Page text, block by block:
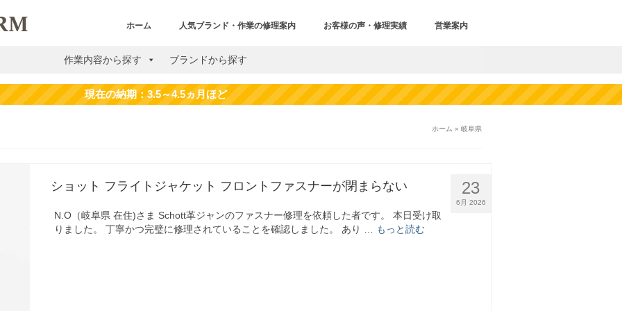
ホーム 人気ブランド・作業の修理案内 お客様の声・修理実績 営業案内
作業内容から探す ブランドから探す
ホーム » 岐阜県
23
6月 2026
ショット フライトジャケット フロントファスナーが閉まらない
N.O（岐阜県 在住)さま Schott革ジャンのファスナー修理を依頼した者です。 本日受け取
りました。 丁寧かつ完璧に修理されていることを確認しました。 あり …
もっと読む